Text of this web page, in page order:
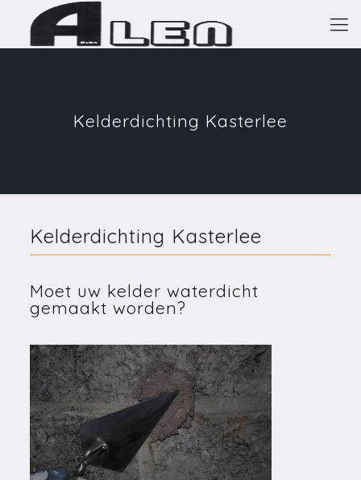
Kelderdichting Kasterlee
Kelderdichting Kasterlee
Moet uw kelder waterdicht
gemaakt worden?